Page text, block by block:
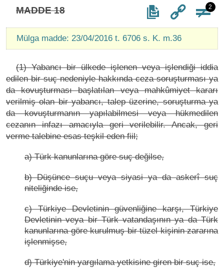
MADDE 18 2
Mülga madde: 23/04/2016 t. 6706 s. K. m.36
(1) Yabancı bir ülkede işlenen veya işlendiği iddia
edilen bir suç nedeniyle hakkında ceza soruşturması ya
da kovuşturması başlatılan veya mahkûmiyet kararı
verilmiş olan bir yabancı, talep üzerine, soruşturma ya
da kovuşturmanın yapılabilmesi veya hükmedilen
cezanın infazı amacıyla geri verilebilir. Ancak, geri
verme talebine esas teşkil eden fiil;
a) Türk kanunlarına göre suç değilse,
b) Düşünce suçu veya siyasi ya da askerî suç
niteliğinde ise,
c) Türkiye Devletinin güvenliğine karşı, Türkiye
Devletinin veya bir Türk vatandaşının ya da Türk
kanunlarına göre kurulmuş bir tüzel kişinin zararına
işlenmişse,
d) Türkiye'nin yargılama yetkisine giren bir suç ise,